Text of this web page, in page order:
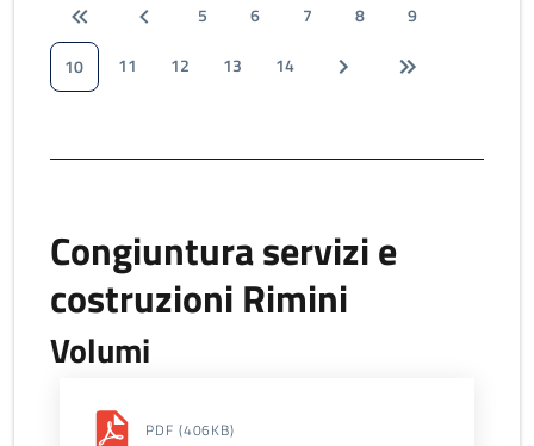
5 6 7 8
9
10
11 12 13 14
Congiuntura servizi e
costruzioni Rimini
Volumi
PDF (406KB)